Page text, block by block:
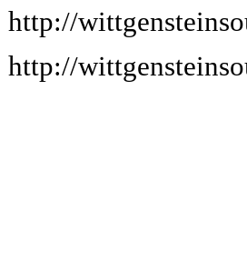
http://
http://